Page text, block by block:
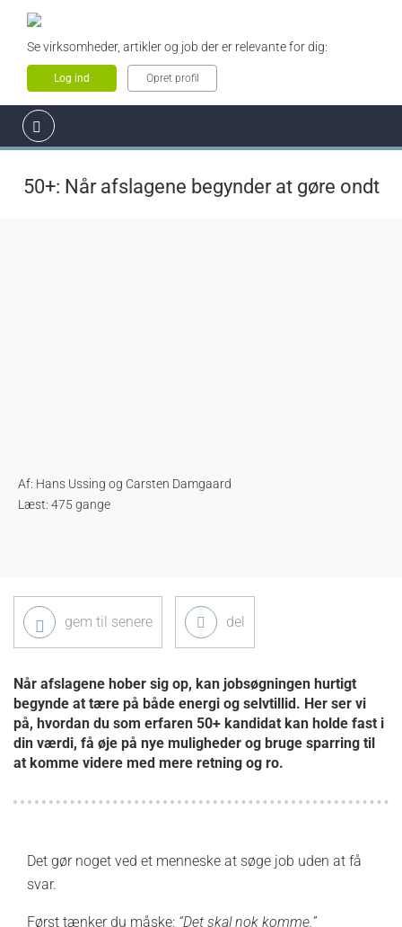
Se virksomheder, artikler og job der er relevante for dig:
Log ind Opret profil
50+: Når afslagene begynder at gøre ondt
Af: Hans Ussing og Carsten Damgaard
Læst: 475 gange
gem til senere del
Når afslagene hober sig op, kan jobsøgningen hurtigt
begynde at tære på både energi og selvtillid. Her ser vi
på, hvordan du som erfaren 50+ kandidat kan holde fast i
din værdi, få øje på nye muligheder og bruge sparring til
at komme videre med mere retning og ro.
Det gør noget ved et menneske at søge job uden at få
svar.
Først tænker du måske: “Det skal nok komme.”